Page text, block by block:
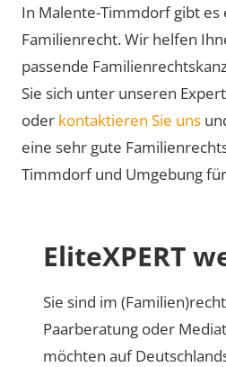
In Malente-Timmdorf gibt es
Familienrecht. Wir helfen
passende
Sie sich unter unseren
oder kontaktieren Sie uns
eine sehr gute
Timmdorf und Umgebung
EliteXPERT
Sie sind im
Paarberatung oder
möchten auf